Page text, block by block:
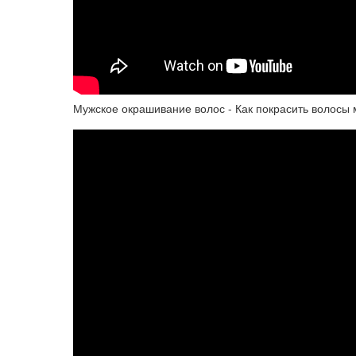
Мужское окрашивание волос - Как покрасить волосы